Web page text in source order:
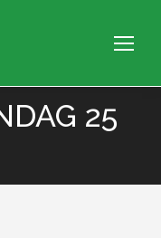
25